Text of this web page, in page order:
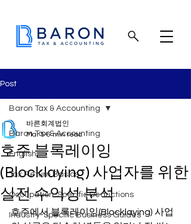
Post
Baron Tax & Accounting
English
Tax Return Basics
Occupation-Specific Deductions
Industry-Specific Business Guides
Baron Tax & Accounting
호주 블록레이잉
(Blocklaying) 사업자를 위한
실전 수익성 분석
바른회계법인
Mar 5 6 min read
호주에서 블록레이잉(Blocklaying) 사업